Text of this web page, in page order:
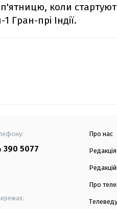
коли
Гран-прі Індії.
390 5077
Про нас
Редакція
Про